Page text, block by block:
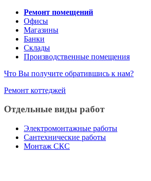
Ремонт помещений
Офисы
Магазины
Банки
Склады
Производственные помещения
Что Вы получите обратившись к нам?
Ремонт коттеджей
Отдельные виды работ
Электромонтажные работы
Сантехнические работы
Монтаж СКС